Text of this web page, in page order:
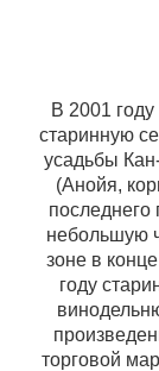
В 2001
старинную
усадьбы
(Анойя,
небольшую
зоне в
году
торговой